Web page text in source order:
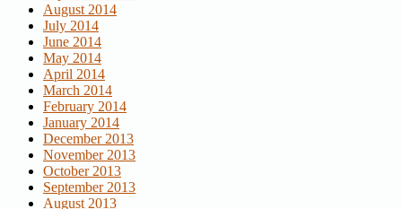
August 2014
July 2014
June 2014
May 2014
April 2014
March 2014
February 2014
January 2014
December 2013
November 2013
October 2013
September 2013
August 2013